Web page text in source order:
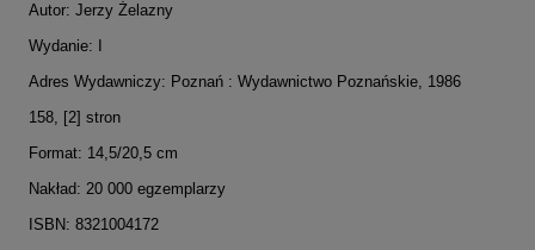
Autor: Jerzy Żelazny
Wydanie: I
Adres Wydawniczy: Poznań : Wydawnictwo Poznańskie, 1986
158, [2] stron
Format: 14,5/20,5 cm
Nakład: 20 000 egzemplarzy
ISBN: 8321004172